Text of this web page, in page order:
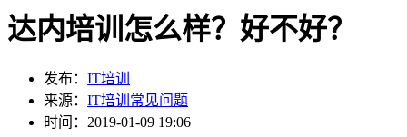
达内培训怎么样？好不好？
发布： IT培训
来源： IT培训常见问题
时间：2019-01-09 19:06